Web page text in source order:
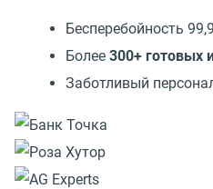
Бесперебойность
Более 300+ готовых
Заботливый